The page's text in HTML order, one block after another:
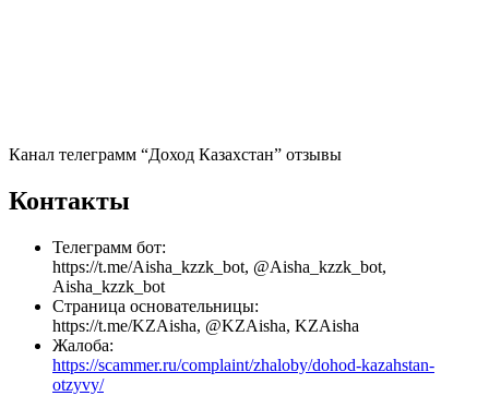
Канал телеграмм “Доход Казахстан” отзывы
Контакты
Телеграмм бот:
https://t.me/Aisha_kzzk_bot, @Aisha_kzzk_bot,
Aisha_kzzk_bot
Страница основательницы:
https://t.me/KZAisha, @KZAisha, KZAisha
Жалоба:
https://scammer.ru/complaint/zhaloby/dohod-kazahstan-
otzyvy/